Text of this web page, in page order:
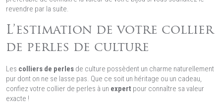
revendre par la suite.
L’estimation de votre collier
de perles de culture
Les colliers de perles de culture possèdent un charme naturellement
pur dont on ne se lasse pas. Que ce soit un héritage ou un cadeau,
confiez votre collier de perles à un expert pour connaître sa valeur
exacte !